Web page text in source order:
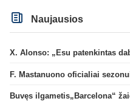
Naujausios